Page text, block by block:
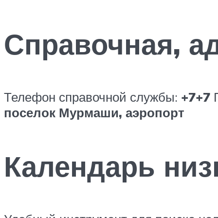
Справочная,
Телефон справочной службы: +7+7
поселок Мурмаши, аэропорт
Календарь